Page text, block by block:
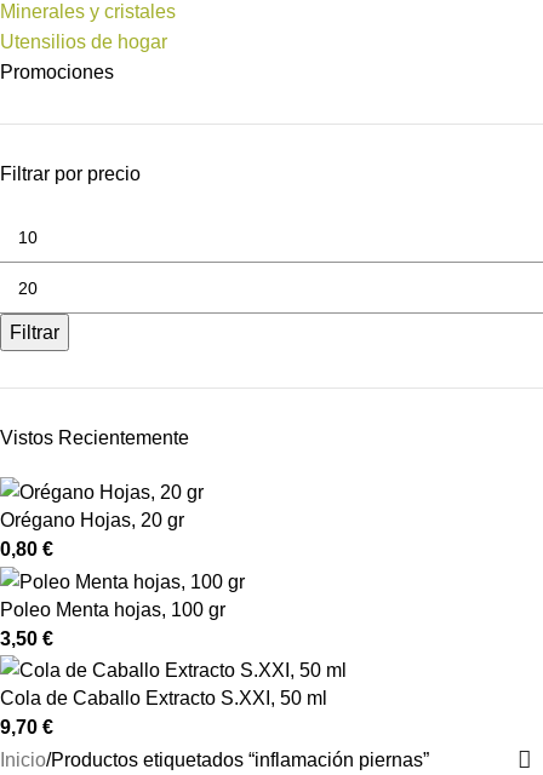
Minerales y cristales
Utensilios de hogar
Promociones
Filtrar por precio
Filtrar
Vistos Recientemente
Orégano Hojas, 20 gr
0,80 €
Poleo Menta hojas, 100 gr
3,50 €
Cola de Caballo Extracto S.XXI, 50 ml
9,70 €
Inicio Productos etiquetados “inflamación piernas”